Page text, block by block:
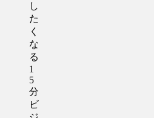
し
た
く
な
る
1
5
分
ビ